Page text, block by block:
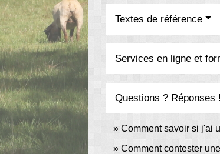
Textes de référence
Services en ligne et
Questions ? Réponses !
Comment savoir si j'ai
Comment contester